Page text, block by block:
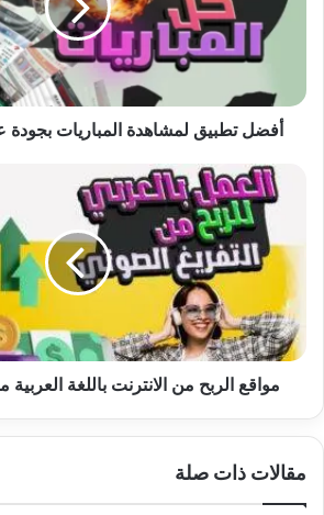
بجودة
أفضل تطبيق لمشاهدة المباريات بجودة
مواقع
الربح
الانترنت
باللغة
من
التفريغ
الصوتي
مواقع الربح من الانترنت باللغة
مقالات ذات صلة